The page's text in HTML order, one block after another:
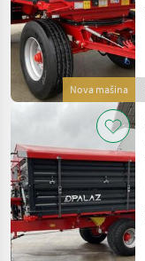
Nova mašina